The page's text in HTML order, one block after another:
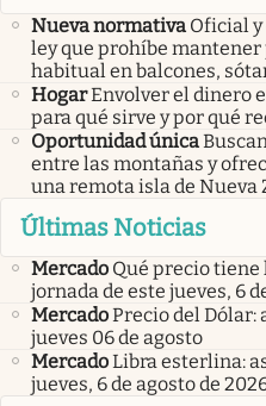
Nueva normativa Oficial
ley que prohíbe
habitual en balcones,
HogarEnvolver el dinero
para qué sirve y por qué
Oportunidad única
entre las montañas y
una remota isla de Nueva
Últimas Noticias
Mercado Qué precio tiene
jornada de este jueves, 6
MercadoPrecio del Dólar:
jueves 06 de agosto
MercadoLibra esterlina:
jueves, 6 de agosto de